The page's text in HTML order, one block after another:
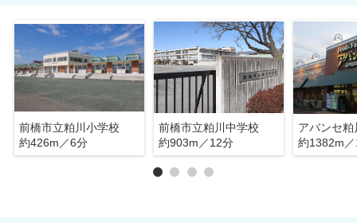
前橋市立粕川小学校
約426m／6分
前橋市立粕川中学校
約903m／12分
アバンセ粕
約1382m